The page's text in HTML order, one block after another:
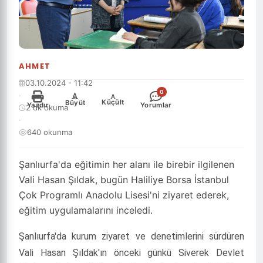
AHMET
Şanlıurfa'da eğitimin her alanı ile birebir ilgilenen
Vali Hasan Şıldak, bugün Haliliye Borsa İstanbul
Çok Programlı Anadolu Lisesi'ni ziyaret ederek,
eğitim uygulamalarını inceledi.
03.10.2024 - 11:42
·
2 dk okuma
·
640 okunma
Yazdır
+
Büyüt
-
Küçült
0
Yorumlar
Şanlıurfa'da kurum ziyaret ve denetimlerini sürdüren
Vali Hasan Şıldak'ın önceki günkü Siverek Devlet